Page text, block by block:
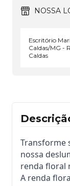
NOSSA
Escritório
Caldas/MG -
Caldas
Transforme
nossa
renda floral
A renda